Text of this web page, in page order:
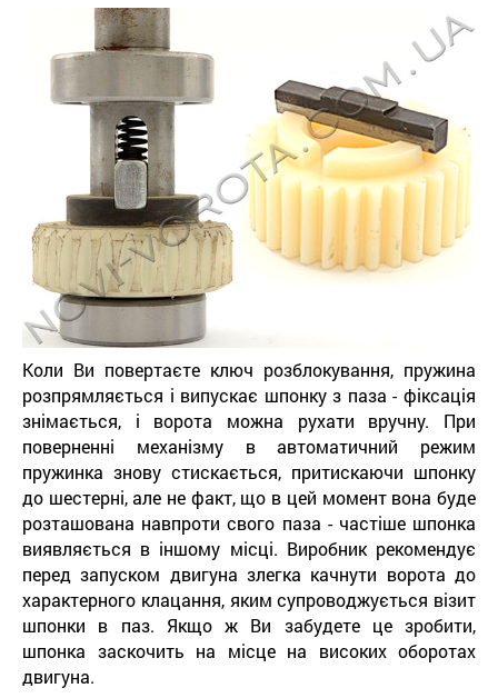
Коли Ви повертаєте ключ розблокування, пружина
розпрямляється і випускає шпонку з паза - фіксація
знімається, і ворота можна рухати вручну. При
поверненні механізму в автоматичний режим
пружинка знову стискається, притискаючи шпонку
до шестерні, але не факт, що в цей момент вона буде
розташована навпроти свого паза - частіше шпонка
виявляється в іншому місці. Виробник рекомендує
перед запуском двигуна злегка качнути ворота до
характерного клацання, яким супроводжується візит
шпонки в паз. Якщо ж Ви забудете це зробити,
шпонка заскочить на місце на високих оборотах
двигуна.